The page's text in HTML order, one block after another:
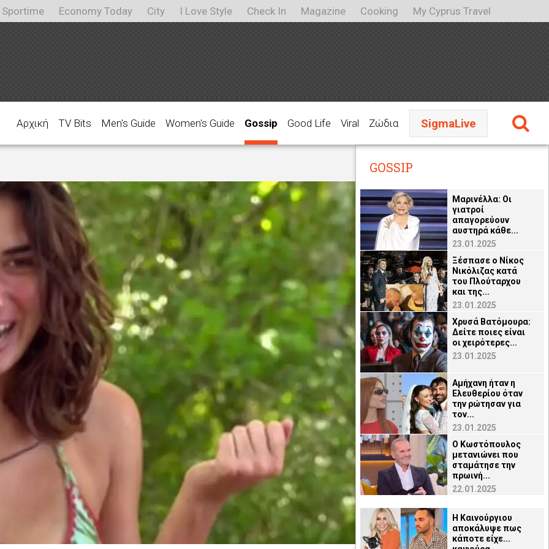
Sportime Economy Today City I Love Style Check In Magazine Cooking My Cyprus Travel
Αρχική TV Bits Men's Guide Women's Guide Gossip Good Life Viral Ζώδια SigmaLive
GOSSIP
Μαρινέλλα: Οι
γιατροί
απαγορεύουν
αυστηρά κάθε...
23.01.2025
Ξέσπασε ο Νίκος
Νικόλιζας κατά
του Πλούταρχου
και της...
23.01.2025
Χρυσά Βατόμουρα:
Δείτε ποιες είναι
οι χειρότερες...
23.01.2025
Αμήχανη ήταν η
Ελευθερίου όταν
την ρώτησαν για
τον...
23.01.2025
Ο Κωστόπουλος
μετανιώνει που
σταμάτησε την
πρωινή...
22.01.2025
Η Καινούργιου
αποκάλυψε πως
κάποτε είχε...